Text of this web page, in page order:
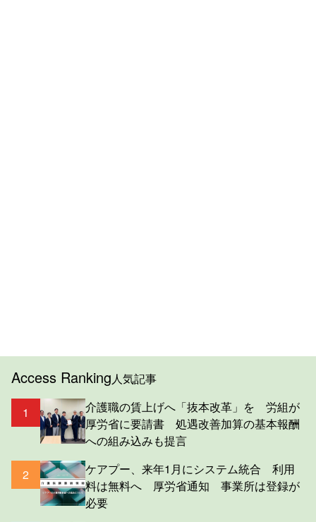
Access Ranking人気記事
1
介護職の賃上げへ「抜本改革」を 労組が
厚労省に要請書 処遇改善加算の基本報酬
への組み込みも提言
2
ケアプー、来年1月にシステム統合 利用
料は無料へ 厚労省通知 事業所は登録が
必要